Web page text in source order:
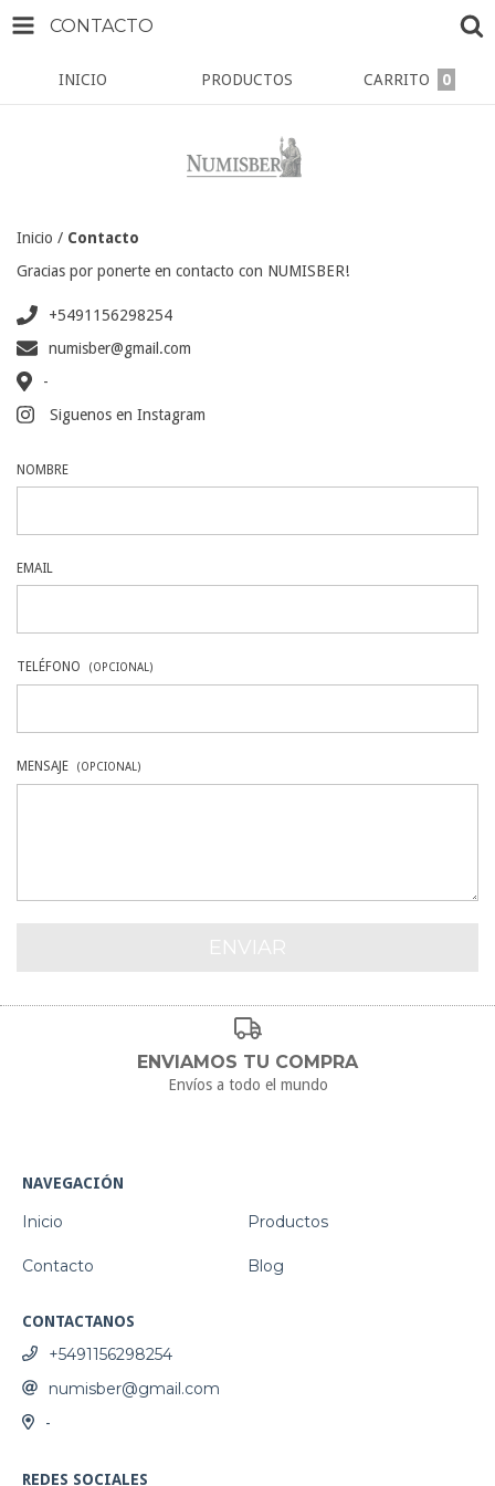
CONTACTO
INICIO PRODUCTOS CARRITO 0
Inicio / Contacto
Gracias por ponerte en contacto con NUMISBER!
+5491156298254
numisber@gmail.com
-
Siguenos en Instagram
NOMBRE
EMAIL
TELÉFONO (OPCIONAL)
MENSAJE (OPCIONAL)
ENVIAMOS TU COMPRA
Envíos a todo el mundo
NAVEGACIÓN
Inicio Productos
Contacto Blog
CONTACTANOS
+5491156298254
numisber@gmail.com
-
REDES SOCIALES